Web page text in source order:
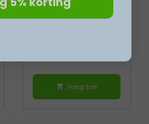
Prijs
60,00
shopping_cart Voeg toe